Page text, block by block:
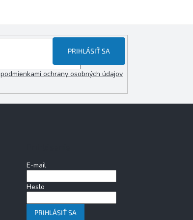
podmienkami ochrany osobných údajov
PRIHLÁSIŤ SA
E-mail
Heslo
PRIHLÁSIŤ SA